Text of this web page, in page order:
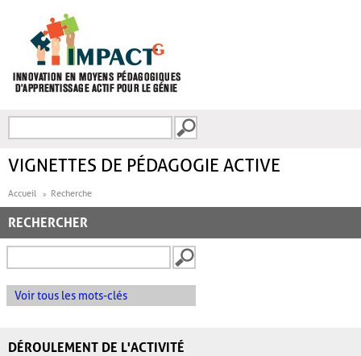
FORMULAIRE DE
VIGNETTES DE PÉDAGOGIE ACTIVE
Accueil Recherche
RECHERCHER
Voir tous les mots-clés
DÉROULEMENT DE L'ACTIVITÉ